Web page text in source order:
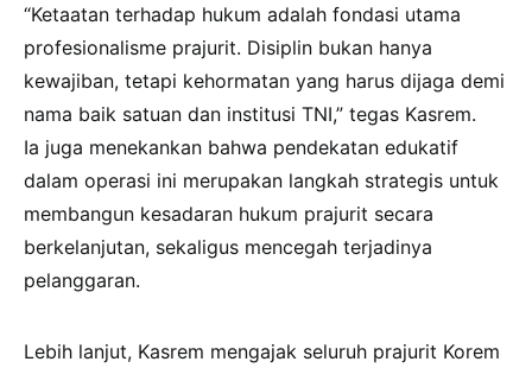
“Ketaatan terhadap hukum adalah fondasi utama
profesionalisme prajurit. Disiplin bukan hanya
kewajiban, tetapi kehormatan yang harus dijaga demi
nama baik satuan dan institusi TNI,” tegas Kasrem.
Ia juga menekankan bahwa pendekatan edukatif
dalam operasi ini merupakan langkah strategis untuk
membangun kesadaran hukum prajurit secara
berkelanjutan, sekaligus mencegah terjadinya
pelanggaran.
Lebih lanjut, Kasrem mengajak seluruh prajurit Korem